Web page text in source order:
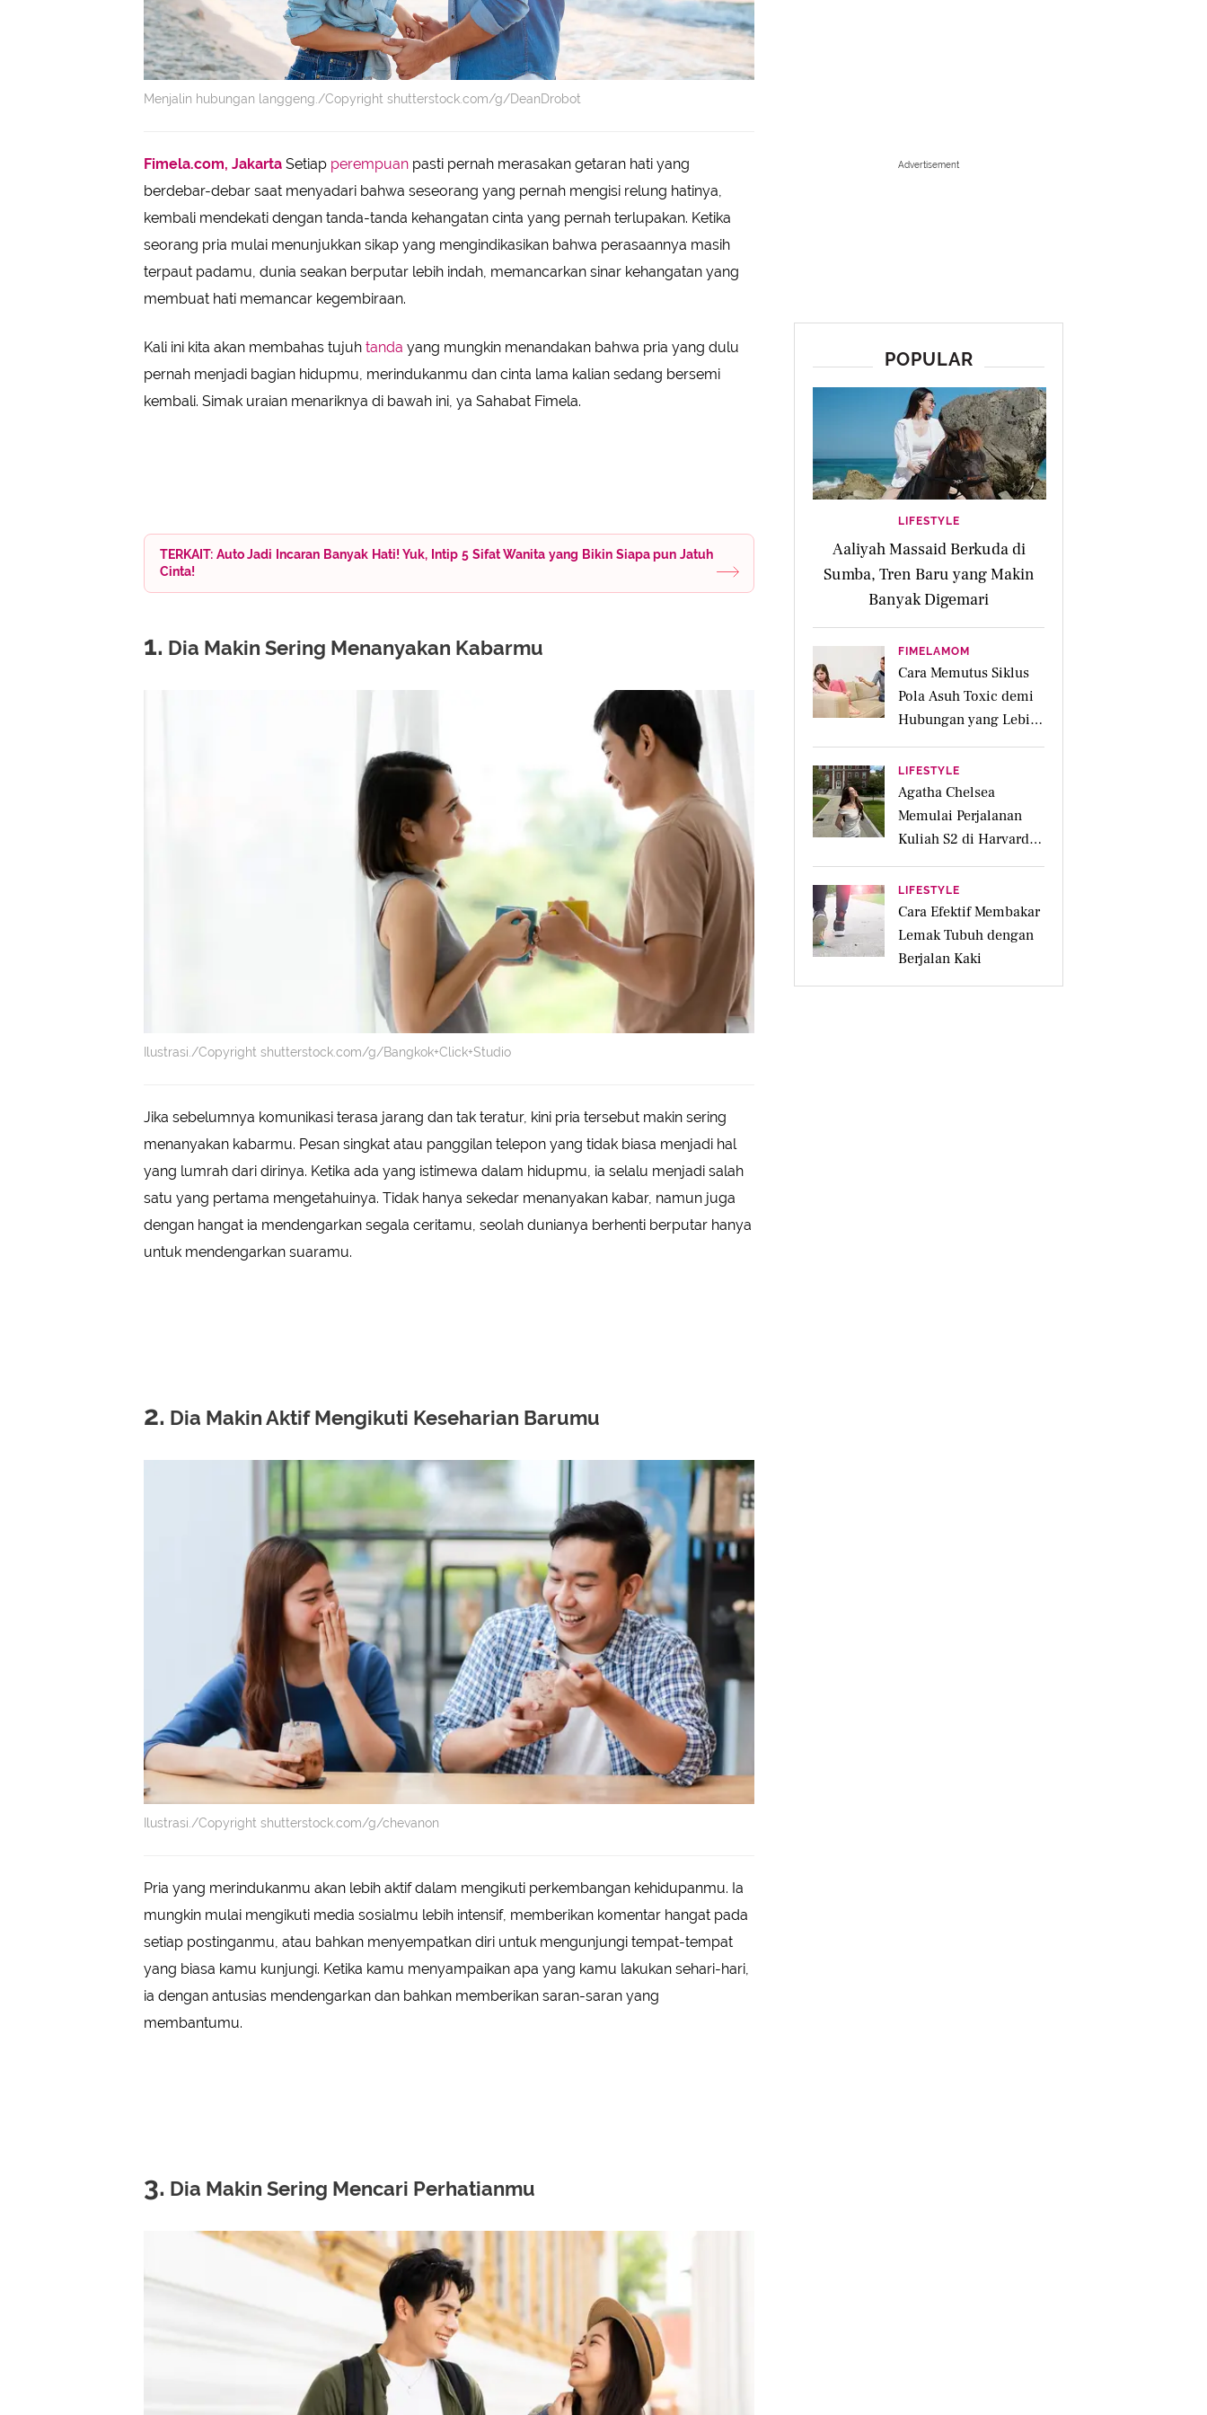
Menjalin hubungan langgeng./Copyright shutterstock.com/g/DeanDrobot
Fimela.com, Jakarta Setiap perempuan pasti pernah merasakan getaran hati yang
berdebar-debar saat menyadari bahwa seseorang yang pernah mengisi relung hatinya,
kembali mendekati dengan tanda-tanda kehangatan cinta yang pernah terlupakan. Ketika
seorang pria mulai menunjukkan sikap yang mengindikasikan bahwa perasaannya masih
terpaut padamu, dunia seakan berputar lebih indah, memancarkan sinar kehangatan yang
membuat hati memancar kegembiraan.
Kali ini kita akan membahas tujuh tanda yang mungkin menandakan bahwa pria yang dulu
pernah menjadi bagian hidupmu, merindukanmu dan cinta lama kalian sedang bersemi
kembali. Simak uraian menariknya di bawah ini, ya Sahabat Fimela.
TERKAIT: Auto Jadi Incaran Banyak Hati! Yuk, Intip 5 Sifat Wanita yang Bikin Siapa pun Jatuh
Cinta!
1. Dia Makin Sering Menanyakan Kabarmu
Ilustrasi./Copyright shutterstock.com/g/Bangkok+Click+Studio
Jika sebelumnya komunikasi terasa jarang dan tak teratur, kini pria tersebut makin sering
menanyakan kabarmu. Pesan singkat atau panggilan telepon yang tidak biasa menjadi hal
yang lumrah dari dirinya. Ketika ada yang istimewa dalam hidupmu, ia selalu menjadi salah
satu yang pertama mengetahuinya. Tidak hanya sekedar menanyakan kabar, namun juga
dengan hangat ia mendengarkan segala ceritamu, seolah dunianya berhenti berputar hanya
untuk mendengarkan suaramu.
2. Dia Makin Aktif Mengikuti Keseharian Barumu
Ilustrasi./Copyright shutterstock.com/g/chevanon
Pria yang merindukanmu akan lebih aktif dalam mengikuti perkembangan kehidupanmu. Ia
mungkin mulai mengikuti media sosialmu lebih intensif, memberikan komentar hangat pada
setiap postinganmu, atau bahkan menyempatkan diri untuk mengunjungi tempat-tempat
yang biasa kamu kunjungi. Ketika kamu menyampaikan apa yang kamu lakukan sehari-hari,
ia dengan antusias mendengarkan dan bahkan memberikan saran-saran yang
membantumu.
3. Dia Makin Sering Mencari Perhatianmu
Advertisement
POPULAR
LIFESTYLE
Aaliyah Massaid Berkuda di
Sumba, Tren Baru yang Makin
Banyak Digemari
FIMELAMOM
Cara Memutus Siklus
Pola Asuh Toxic demi
Hubungan yang Lebih
Sehat dengan Anak
LIFESTYLE
Agatha Chelsea
Memulai Perjalanan
Kuliah S2 di Harvard
University
LIFESTYLE
Cara Efektif Membakar
Lemak Tubuh dengan
Berjalan Kaki